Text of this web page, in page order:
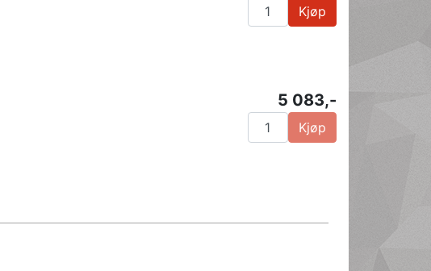
Kjøp
5 083,-
Kjøp